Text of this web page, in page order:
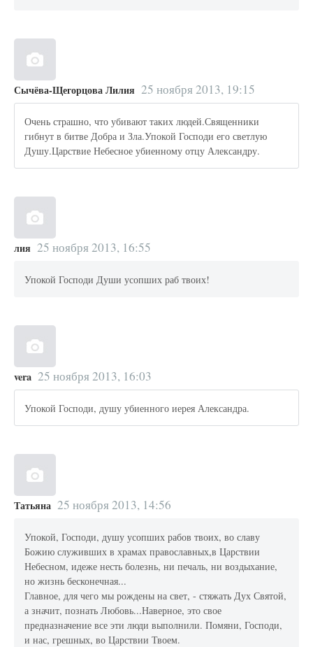
Сычёва-Щегорцова Лилия 25 ноября 2013, 19:15
Очень страшно, что убивают таких людей.Священники
гибнут в битве Добра и Зла.Упокой Господи его светлую
Душу.Царствие Небесное убиенному отцу Александру.
лия 25 ноября 2013, 16:55
Упокой Господи Души усопших раб твоих!
vera 25 ноября 2013, 16:03
Упокой Господи, душу убиенного иерея Александра.
Татьяна 25 ноября 2013, 14:56
Упокой, Господи, душу усопших рабов твоих, во славу
Божию служивших в храмах православных,в Царствии
Небесном, идеже несть болезнь, ни печаль, ни воздыхание,
но жизнь бесконечная...
Главное, для чего мы рождены на свет, - стяжать Дух Святой,
а значит, познать Любовь...Наверное, это свое
предназначение все эти люди выполнили. Помяни, Господи,
и нас, грешных, во Царствии Твоем.